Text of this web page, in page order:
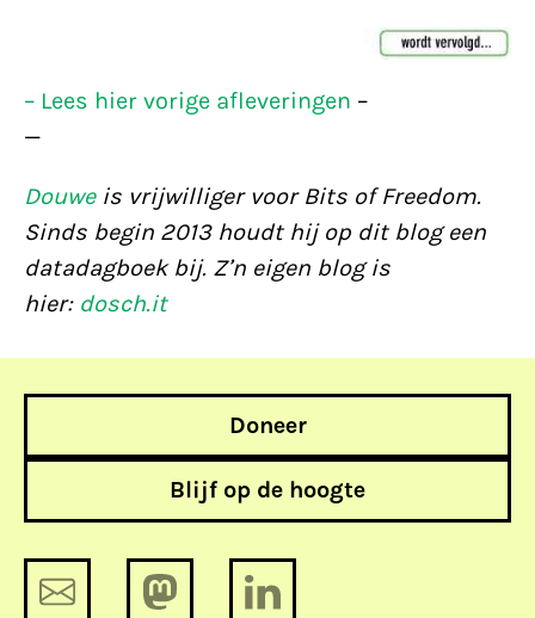
– Lees hier vorige afleveringen –
—
Douweis vrijwilliger voor Bits of Freedom.
Sinds begin 2013 houdt hij op dit blog een
datadagboek bij. Z’n eigen blog is
hier: dosch.it
Doneer
Blijf op de hoogte